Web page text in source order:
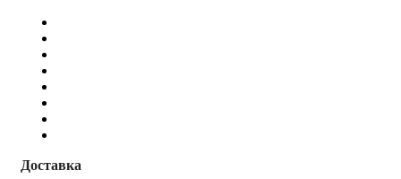
Доставка